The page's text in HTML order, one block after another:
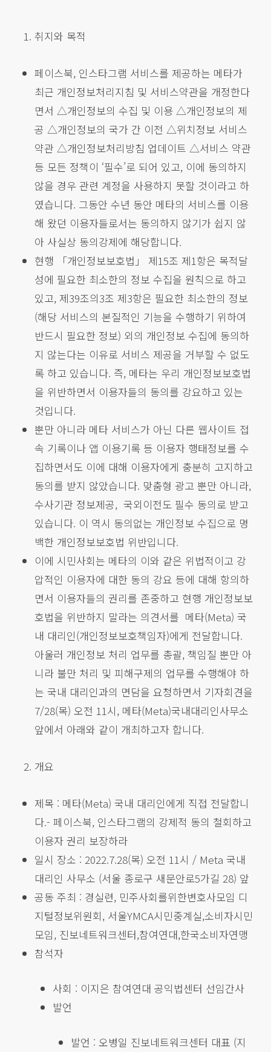
취지와 목적
페이스북, 인스타그램 서비스를 제공하는 메타가
최근 개인정보처리지침 및 서비스약관을 개정한다
면서 △개인정보의 수집 및 이용 △개인정보의 제
공 △개인정보의 국가 간 이전 △위치정보 서비스
약관 △개인정보처리방침 업데이트 △서비스 약관
등 모든 정책이 ‘필수’로 되어 있고, 이에 동의하지
않을 경우 관련 계정을 사용하지 못할 것이라고 하
였습니다. 그동안 수년 동안 메타의 서비스를 이용
해 왔던 이용자들로서는 동의하지 않기가 쉽지 않
아 사실상 동의강제에 해당합니다.
현행 「개인정보보호법」 제15조 제1항은 목적달
성에 필요한 최소한의 정보 수집을 원칙으로 하고
있고, 제39조의3조 제3항은 필요한 최소한의 정보
(해당 서비스의 본질적인 기능을 수행하기 위하여
반드시 필요한 정보) 외의 개인정보 수집에 동의하
지 않는다는 이유로 서비스 제공을 거부할 수 없도
록 하고 있습니다. 즉, 메타는 우리 개인정보보호법
을 위반하면서 이용자들의 동의를 강요하고 있는
것입니다.
뿐만 아니라 메타 서비스가 아닌 다른 웹사이트 접
속 기록이나 앱 이용기록 등 이용자 행태정보를 수
집하면서도 이에 대해 이용자에게 충분히 고지하고
동의를 받지 않았습니다. 맞춤형 광고 뿐만 아니라,
수사기관 정보제공, 국외이전도 필수 동의로 받고
있습니다. 이 역시 동의없는 개인정보 수집으로 명
백한 개인정보보호법 위반입니다.
이에 시민사회는 메타의 이와 같은 위법적이고 강
압적인 이용자에 대한 동의 강요 등에 대해 항의하
면서 이용자들의 권리를 존중하고 현행 개인정보보
호법을 위반하지 말라는 의견서를 메타(Meta) 국
내 대리인(개인정보보호책임자)에게 전달합니다.
아울러 개인정보 처리 업무를 총괄, 책임질 뿐만 아
니라 불만 처리 및 피해구제의 업무를 수행해야 하
는 국내 대리인과의 면담을 요청하면서 기자회견을
7/28(목) 오전 11시, 메타(Meta)국내대리인사무소
앞에서 아래와 같이 개최하고자 합니다.
개요
제목 : 메타(Meta) 국내 대리인에게 직접 전달합니
다.- 페이스북, 인스타그램의 강제적 동의 철회하고
이용자 권리 보장하라
일시 장소 : 2022.7.28(목) 오전 11시 / Meta 국내
대리인 사무소 (서울 종로구 새문안로5가길 28) 앞
공동 주최 : 경실련, 민주사회를위한변호사모임 디
지털정보위원회, 서울YMCA시민중계실,소비자시민
모임, 진보네트워크센터,참여연대,한국소비자연맹
참석자
사회 : 이지은 참여연대 공익법센터 선임간사
발언
발언 : 오병일 진보네트워크센터 대표 (지